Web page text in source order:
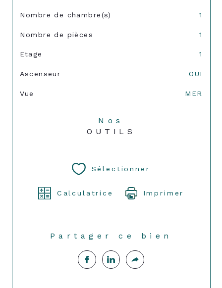
Nombre de chambre(s) 1
Nombre de pièces 1
Etage 1
Ascenseur OUI
Vue MER
Nos
OUTILS
Sélectionner
Calculatrice Imprimer
Partager ce bien